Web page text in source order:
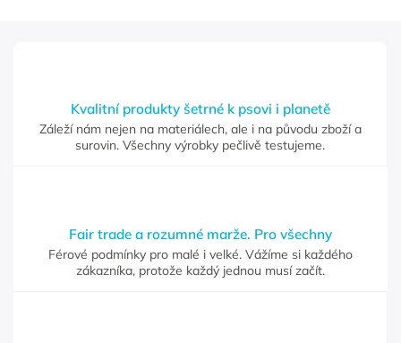
Kvalitní produkty šetrné k psovi i planetě
Záleží nám nejen na materiálech, ale i na původu zboží a
surovin. Všechny výrobky pečlivě testujeme.
Fair trade a rozumné marže. Pro všechny
Férové podmínky pro malé i velké. Vážíme si každého
zákazníka, protože každý jednou musí začít.